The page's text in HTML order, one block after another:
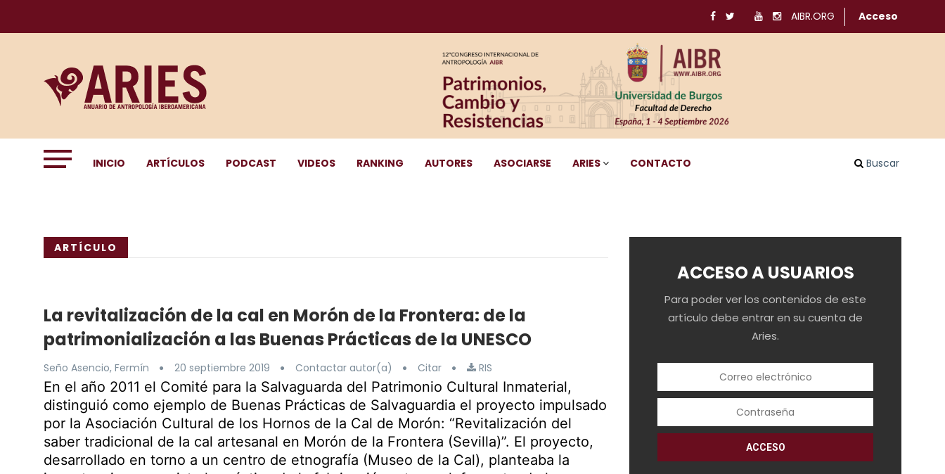
AIBR.ORG Acceso
INICIO ARTÍCULOS PODCAST VIDEOS RANKING AUTORES ASOCIARSE ARIES CONTACTO Buscar
ARTÍCULO
La revitalización de la cal en Morón de la Frontera: de la
patrimonialización a las Buenas Prácticas de la UNESCO
Seño Asencio, Fermín 20 septiembre 2019 Contactar autor(a) Citar RIS
En el año 2011 el Comité para la Salvaguarda del Patrimonio Cultural Inmaterial,
distinguió como ejemplo de Buenas Prácticas de Salvaguardia el proyecto impulsado
por la Asociación Cultural de los Hornos de la Cal de Morón: “Revitalización del
saber tradicional de la cal artesanal en Morón de la Frontera (Sevilla)”. El proyecto,
desarrollado en torno a un centro de etnografía (Museo de la Cal), planteaba la
ACCESO A USUARIOS
Para poder ver los contenidos de este
artículo debe entrar en su cuenta de
Aries.